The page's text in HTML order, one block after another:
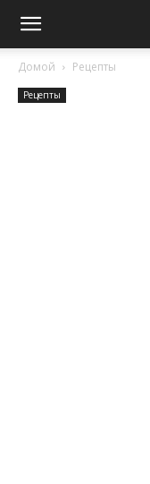
Crazy-
Daizy
Домой Рецепты
Рецепты